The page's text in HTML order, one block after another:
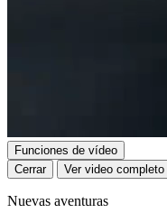
Funciones de vídeo
Cerrar
Ver video completo
Nuevas aventuras